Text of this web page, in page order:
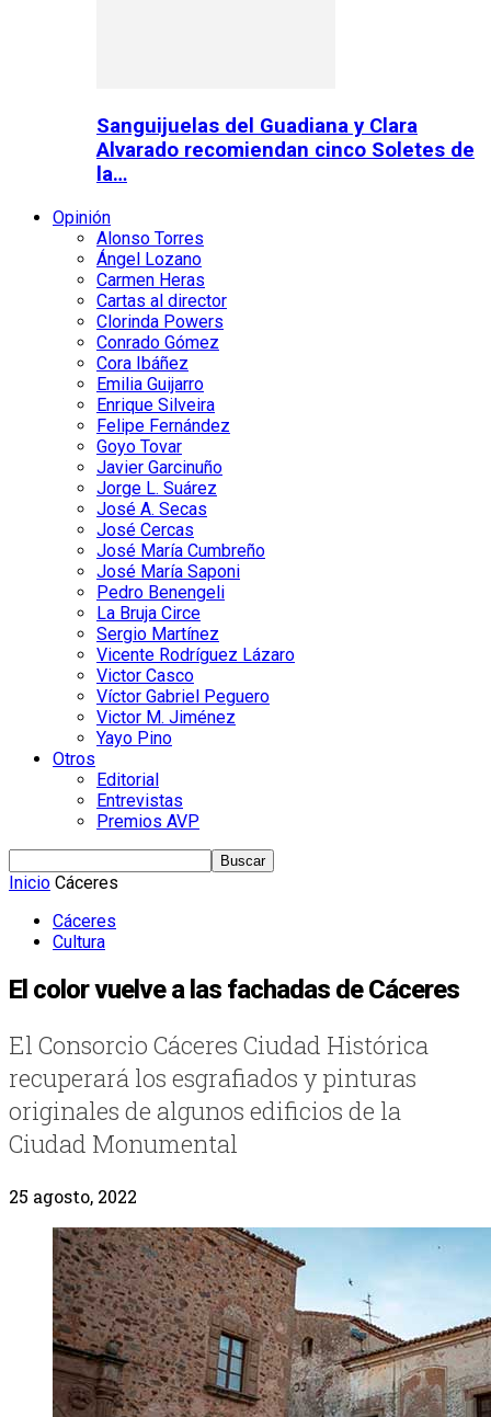
Sanguijuelas del Guadiana y Clara
Alvarado recomiendan cinco Soletes de
la…
Opinión
Alonso Torres
Ángel Lozano
Carmen Heras
Cartas al director
Clorinda Powers
Conrado Gómez
Cora Ibáñez
Emilia Guijarro
Enrique Silveira
Felipe Fernández
Goyo Tovar
Javier Garcinuño
Jorge L. Suárez
José A. Secas
José Cercas
José María Cumbreño
José María Saponi
Pedro Benengeli
La Bruja Circe
Sergio Martínez
Vicente Rodríguez Lázaro
Victor Casco
Víctor Gabriel Peguero
Victor M. Jiménez
Yayo Pino
Otros
Editorial
Entrevistas
Premios AVP
Inicio Cáceres
Cáceres
Cultura
El color vuelve a las fachadas de Cáceres
El Consorcio Cáceres Ciudad Histórica
recuperará los esgrafiados y pinturas
originales de algunos edificios de la
Ciudad Monumental
25 agosto, 2022